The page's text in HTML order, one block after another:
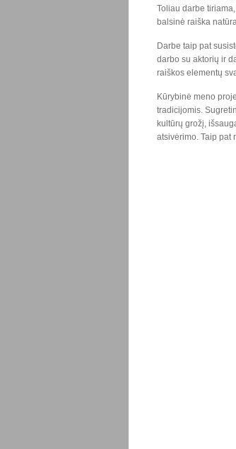
Toliau darbe
balsinė raiška
Darbe taip pat
darbo su aktorių ir
raiškos elementų
Kūrybinė meno
tradicijomis.
kultūrų grožį,
atsivėrimo. Taip pat